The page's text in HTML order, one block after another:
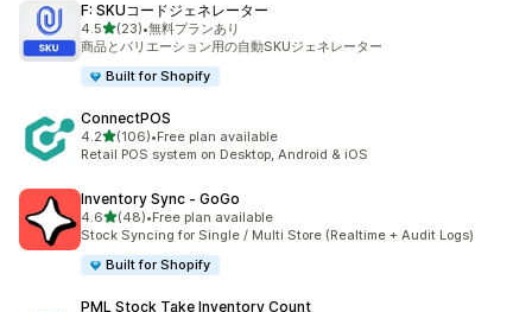
F: SKUコードジェネレーター
4.55つ星中
(23)
合計レビュー数：23件
•無料プランあり
商品とバリエーション用の自動SKUジェネレーター
Built for Shopify
ConnectPOS
4.25つ星中
(106)
合計レビュー数：106件
•Free plan available
Retail POS system on Desktop, Android & iOS
Inventory Sync ‑ GoGo
4.65つ星中
(48)
合計レビュー数：48件
•Free plan available
Stock Syncing for Single / Multi Store (Realtime + Audit Logs)
Built for Shopify
PML Stock Take Inventory Count